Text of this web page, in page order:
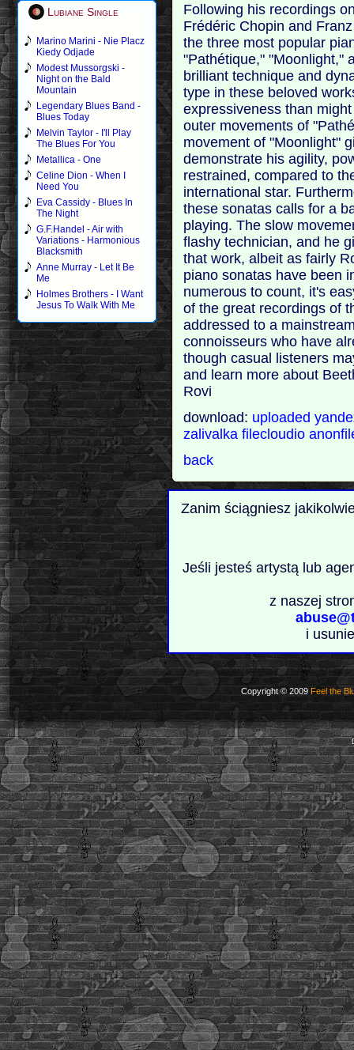
Lubiane Single
Marino Marini - Nie Placz
Kiedy Odjade
Modest Mussorgski -
Night on the Bald
Mountain
Legendary Blues Band -
Blues Today
Melvin Taylor - I'll Play
The Blues For You
Metallica - One
Celine Dion - When I
Need You
Eva Cassidy - Blues In
The Night
G.F.Handel - Air with
Variations - Harmonious
Blacksmith
Anne Murray - Let It Be
Me
Holmes Brothers - I Want
Jesus To Walk With Me
Following his recordings
Frédéric Chopin and
the three most popular
"Pathétique," "Moonlight,"
brilliant technique and
type in these beloved
expressiveness than
outer movements of
movement of "Moonlight"
demonstrate his agility,
restrained, compared to
international star.
these sonatas calls for a
playing. The slow
flashy technician, and he
that work, albeit as fairly
piano sonatas have been
numerous to count, it's
of the great recordings of
addressed to a
connoisseurs who have
though casual listeners
and learn more about
Rovi
download: uploaded
zalivalkafilecloudio
back
Zanim ściągniesz
Jeśli jesteś artystą lub
z naszej
i
Copyright © 2009 Feel the